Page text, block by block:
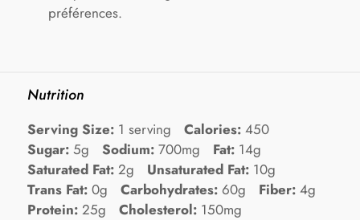
préférences.
Nutrition
Serving Size: 1 serving Calories: 450
Sugar: 5g Sodium: 700mg Fat: 14g
Saturated Fat: 2g Unsaturated Fat: 10g
Trans Fat: 0g Carbohydrates: 60g Fiber: 4g
Protein: 25g Cholesterol: 150mg